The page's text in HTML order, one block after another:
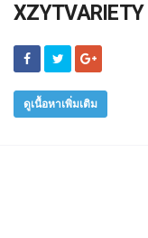
XZYTVARIETY
ดูเนื้อหาเพิ่มเติม